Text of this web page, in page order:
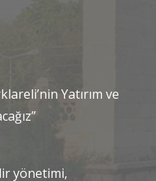
Yatırım ve
yönetimi,